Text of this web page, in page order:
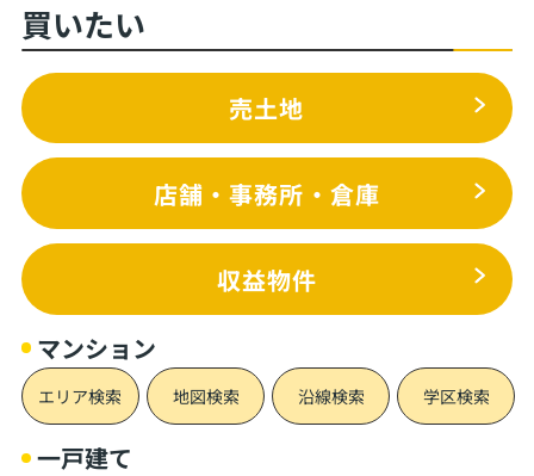
買いたい
売土地
店舗・事務所・倉庫
収益物件
マンション
エリア検索 地図検索 沿線検索 学区検索
一戸建て